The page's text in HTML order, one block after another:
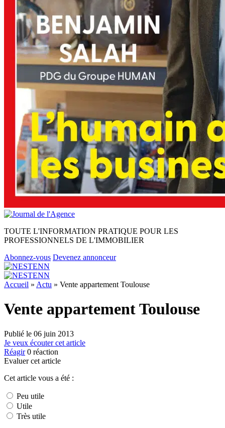
TOUTE L'INFORMATION PRATIQUE POUR LES
PROFESSIONNELS DE L'IMMOBILIER
Abonnez-vous Devenez annonceur
Accueil » Actu » Vente appartement Toulouse
Vente appartement Toulouse
Publié le 06 juin 2013
Je veux écouter cet article
Réagir 0 réaction
Evaluer cet article
Cet article vous a été :
Peu utile
Utile
Très utile